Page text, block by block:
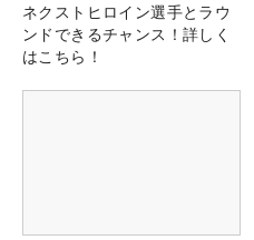
ネクストヒロイン選手とラウ
ンドできるチャンス！詳しく
はこちら！